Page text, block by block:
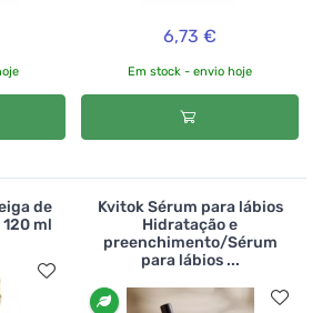
6,73 €
Em stock - envio hoje
de
ml
Kvitok Sérum para lábios
Hidratação e
preenchimento/Sérum
para lábios ...